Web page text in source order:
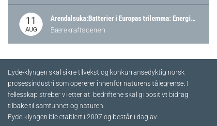
11
AUG
Arendalsuka:Batterier i Europas trilemma: Energisikkerhet, konkurransekraft og bærekraft (Battery Norway-arrangement)
Bærekraftscenen
Eyde-klyngen skal sikre tilvekst og konkurransedyktig norsk
prosessindustri som opererer innenfor naturens tålegrense. I
fellesskap streber vi etter at bedriftene skal gi positivt bidrag
tilbake til samfunnet og naturen.
Eyde-klyngen ble etablert i 2007 og består i dag av: